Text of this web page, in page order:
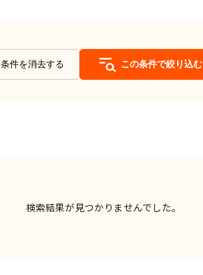
条件を消去する この条件で絞り込む
検索結果が見つかりませんでした。